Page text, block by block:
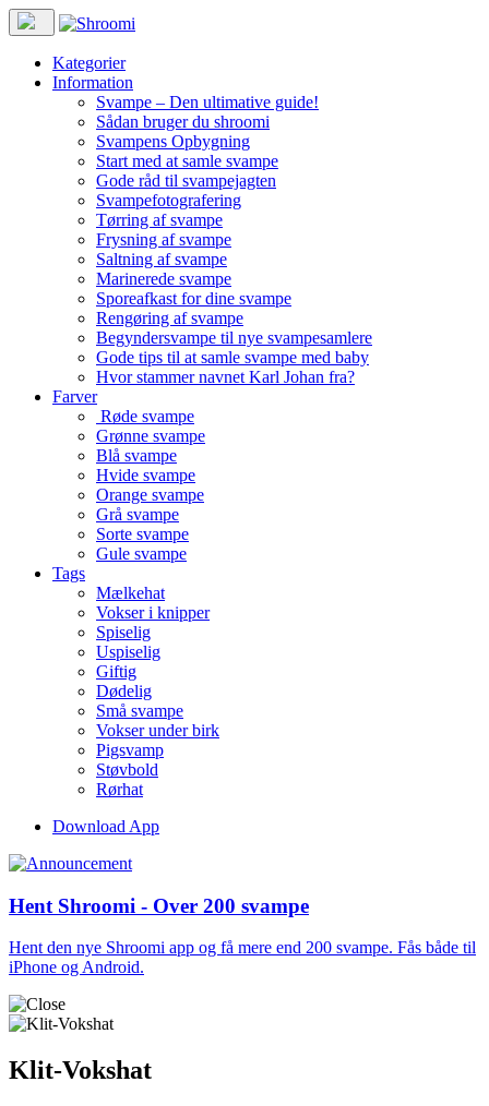
Kategorier
Information
Svampe – Den ultimative guide!
Sådan bruger du shroomi
Svampens Opbygning
Start med at samle svampe
Gode råd til svampejagten
Svampefotografering
Tørring af svampe
Frysning af svampe
Saltning af svampe
Marinerede svampe
Sporeafkast for dine svampe
Rengøring af svampe
Begyndersvampe til nye svampesamlere
Gode tips til at samle svampe med baby
Hvor stammer navnet Karl Johan fra?
Farver
Røde svampe
Grønne svampe
Blå svampe
Hvide svampe
Orange svampe
Grå svampe
Sorte svampe
Gule svampe
Tags
Mælkehat
Vokser i knipper
Spiselig
Uspiselig
Giftig
Dødelig
Små svampe
Vokser under birk
Pigsvamp
Støvbold
Rørhat
Download App
Hent Shroomi - Over 200 svampe
Hent den nye Shroomi app og få mere end 200 svampe. Fås både til
iPhone og Android.
Klit-Vokshat